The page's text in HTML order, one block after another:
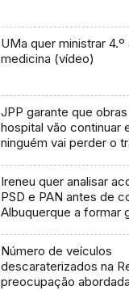
UMa quer ministrar 4.º
medicina (vídeo)
JPP garante que
hospital vão continuar
ninguém vai perder o
Ireneu quer analisar
PSD e PAN antes de
Albuquerque a formar
Número de veículos
descaraterizados na
preocupação